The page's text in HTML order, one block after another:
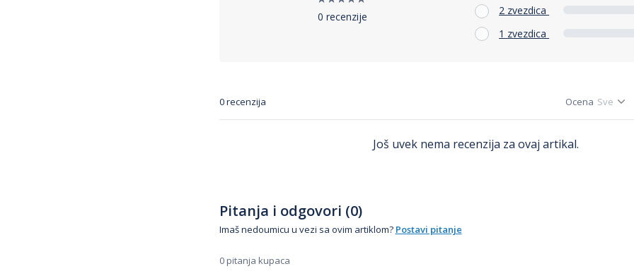
0 recenzije
2 zvezdica
1 zvezdica
0 recenzija Ocena
Još uvek nema recenzija za ovaj artikal.
Pitanja i odgovori (0)
Imaš nedoumicu u vezi sa ovim artiklom? Postavi pitanje
0 pitanja kupaca